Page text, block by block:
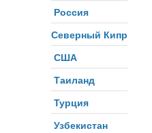
Россия
Северный Кипр
США
Таиланд
Турция
Узбекистан